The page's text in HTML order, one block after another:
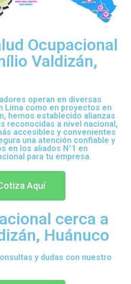
Ocupacional
Valdizán,
operan en diversas
Lima como en proyectos en
hemos establecido alianzas
reconocidas a nivel nacional,
accesibles y convenientes
una atención confiable y
en los aliados N°1 en
para tu empresa.
Aquí
cerca a
Huánuco
y dudas con nuestro